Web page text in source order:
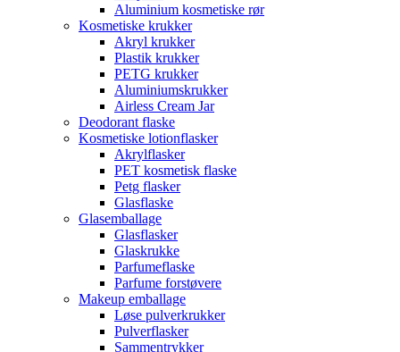
Aluminium kosmetiske rør
Kosmetiske krukker
Akryl krukker
Plastik krukker
PETG krukker
Aluminiumskrukker
Airless Cream Jar
Deodorant flaske
Kosmetiske lotionflasker
Akrylflasker
PET kosmetisk flaske
Petg flasker
Glasflaske
Glasemballage
Glasflasker
Glaskrukke
Parfumeflaske
Parfume forstøvere
Makeup emballage
Løse pulverkrukker
Pulverflasker
Sammentrykker